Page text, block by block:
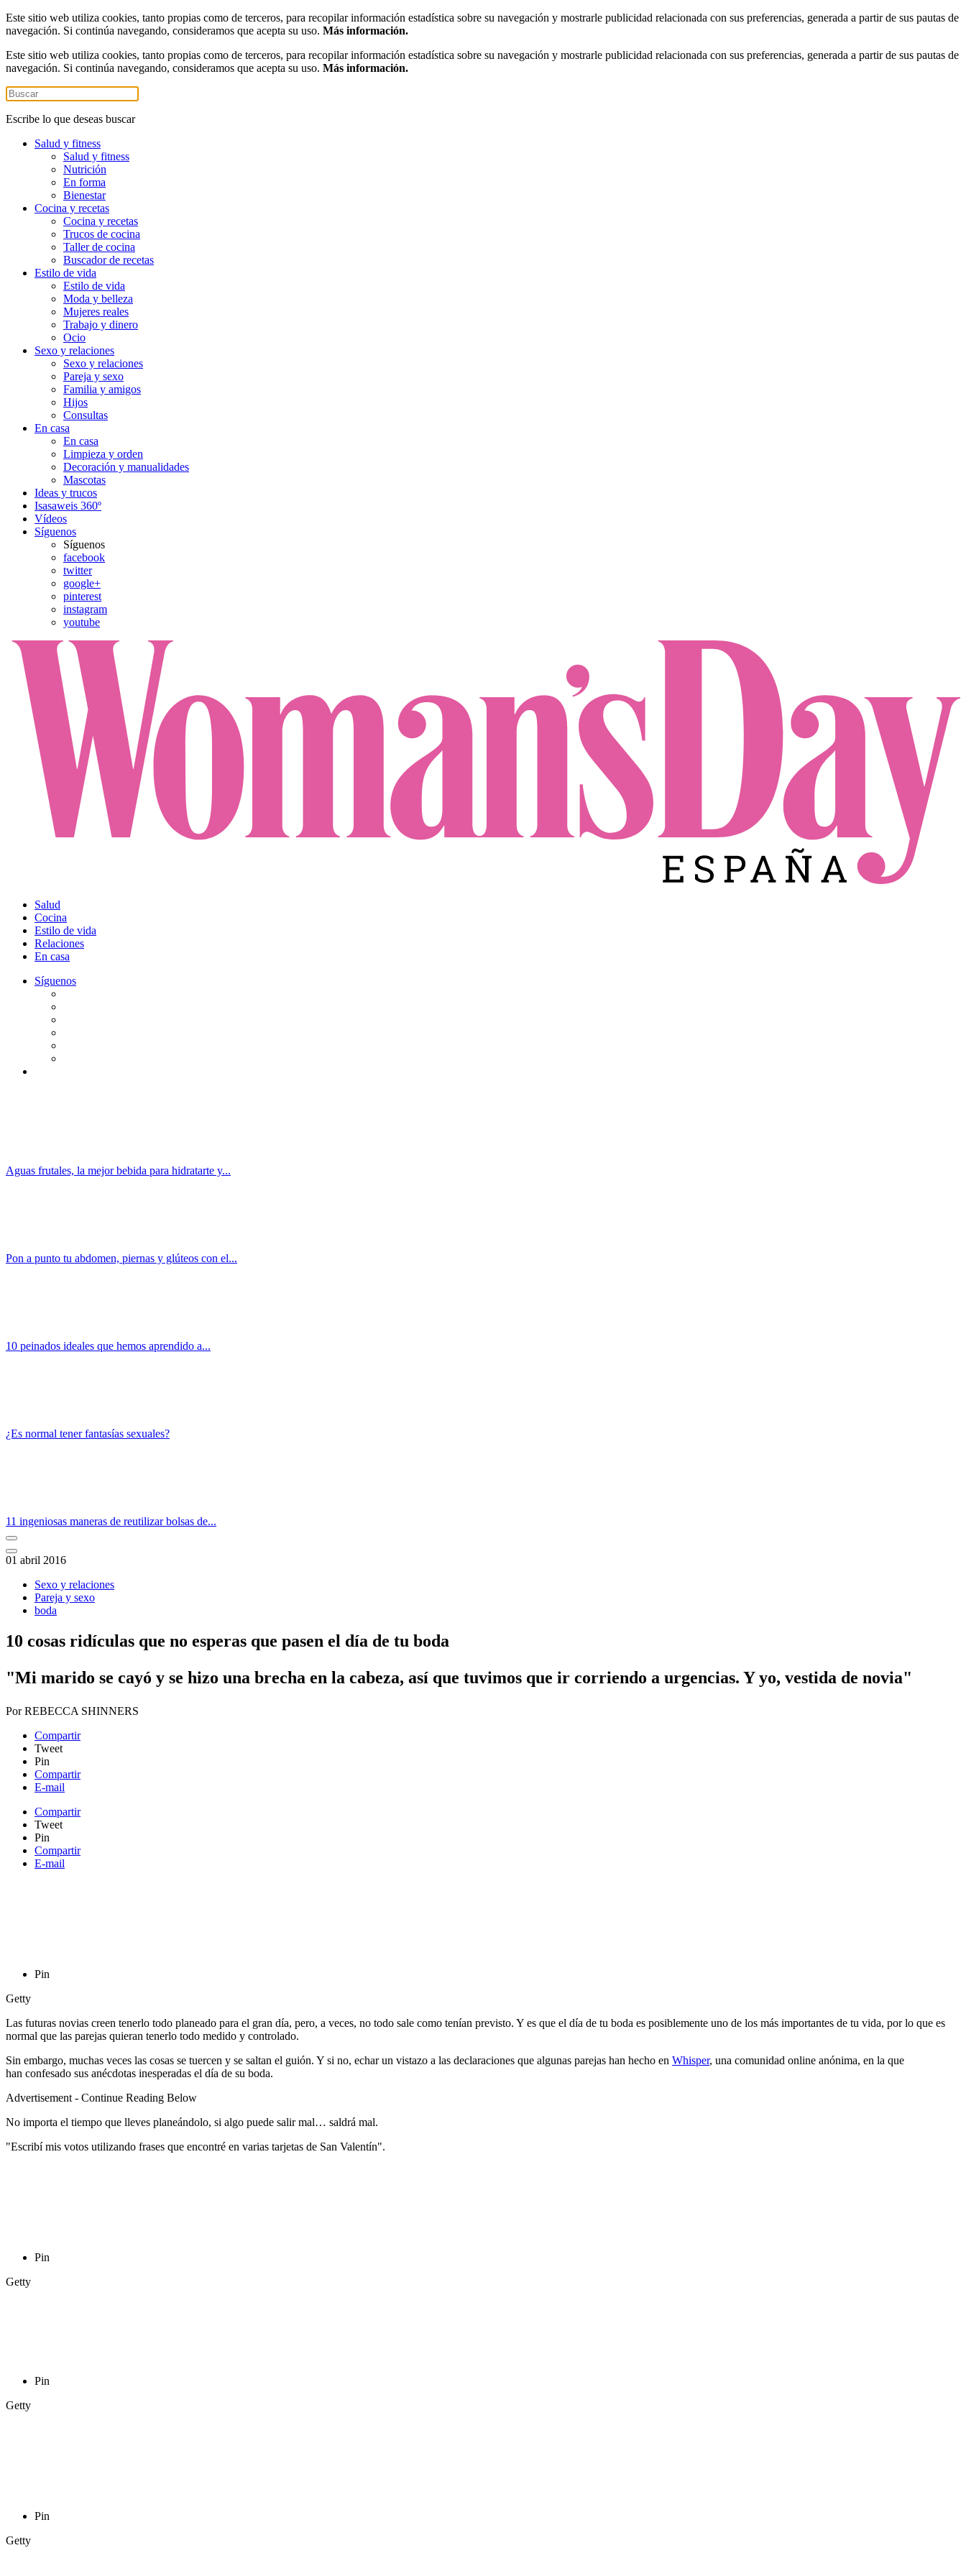
Este sitio web utiliza cookies, tanto propias como de terceros, para recopilar información estadística sobre su navegación y mostrarle publicidad relacionada con sus preferencias, generada a partir de sus pautas de
navegación. Si continúa navegando, consideramos que acepta su uso. Más información.
Este sitio web utiliza cookies, tanto propias como de terceros, para recopilar información estadística sobre su navegación y mostrarle publicidad relacionada con sus preferencias, generada a partir de sus pautas de
navegación. Si continúa navegando, consideramos que acepta su uso. Más información.
Escribe lo que deseas buscar
Salud y fitness
Salud y fitness
Nutrición
En forma
Bienestar
Cocina y recetas
Cocina y recetas
Trucos de cocina
Taller de cocina
Buscador de recetas
Estilo de vida
Estilo de vida
Moda y belleza
Mujeres reales
Trabajo y dinero
Ocio
Sexo y relaciones
Sexo y relaciones
Pareja y sexo
Familia y amigos
Hijos
Consultas
En casa
En casa
Limpieza y orden
Decoración y manualidades
Mascotas
Ideas y trucos
Isasaweis 360º
Vídeos
Síguenos
Síguenos
facebook
twitter
google+
pinterest
instagram
youtube
Salud
Cocina
Estilo de vida
Relaciones
En casa
Síguenos
Aguas frutales, la mejor bebida para hidratarte y...
Pon a punto tu abdomen, piernas y glúteos con el...
10 peinados ideales que hemos aprendido a...
¿Es normal tener fantasías sexuales?
11 ingeniosas maneras de reutilizar bolsas de...
01 abril 2016
Sexo y relaciones
Pareja y sexo
boda
10 cosas ridículas que no esperas que pasen el día de tu boda
"Mi marido se cayó y se hizo una brecha en la cabeza, así que tuvimos que ir corriendo a urgencias. Y yo, vestida de novia"
PorREBECCA SHINNERS
Compartir
Tweet
Pin
Compartir
E-mail
Compartir
Tweet
Pin
Compartir
E-mail
Pin
Getty
Las futuras novias creen tenerlo todo planeado para el gran día, pero, a veces, no todo sale como tenían previsto. Y es que el día de tu boda es posiblemente uno de los más importantes de tu vida, por lo que es
normal que las parejas quieran tenerlo todo medido y controlado.
Sin embargo, muchas veces las cosas se tuercen y se saltan el guión. Y si no, echar un vistazo a las declaraciones que algunas parejas han hecho en Whisper, una comunidad online anónima, en la que
han confesado sus anécdotas inesperadas el día de su boda.
Advertisement - Continue Reading Below
No importa el tiempo que lleves planeándolo, si algo puede salir mal… saldrá mal.
"Escribí mis votos utilizando frases que encontré en varias tarjetas de San Valentín".
Pin
Getty
Pin
Getty
Pin
Getty